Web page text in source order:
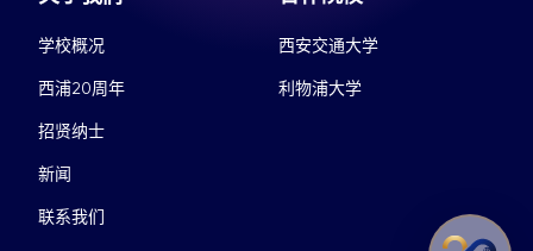
学校概况
西浦20周年
招贤纳士
新闻
联系我们
西安交通大学
利物浦大学